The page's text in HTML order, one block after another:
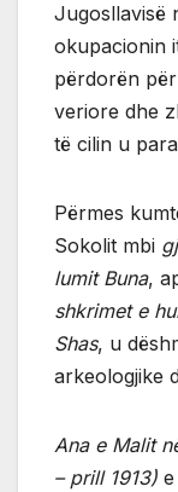
Jugosllavisë
okupacionin
përdorën
veriore dhe
të cilin u
Përmes
Sokolit mbi
lumit Buna,
shkrimet e
Shas, u
arkeologjike
Ana e Malit
– prill 1913)